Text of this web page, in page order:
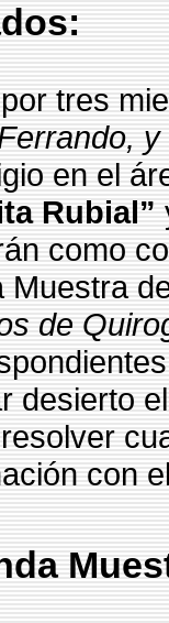
tres
en el
Rubial”
como
Muestra
de
desierto
con